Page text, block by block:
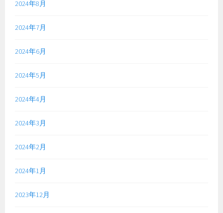
2024年8月
2024年7月
2024年6月
2024年5月
2024年4月
2024年3月
2024年2月
2024年1月
2023年12月